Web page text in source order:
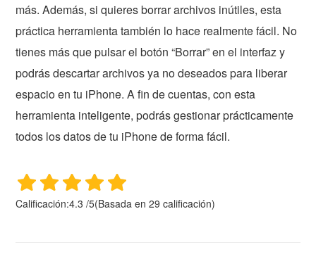
más. Además, si quieres borrar archivos inútiles, esta
práctica herramienta también lo hace realmente fácil. No
tienes más que pulsar el botón “Borrar” en el interfaz y
podrás descartar archivos ya no deseados para liberar
espacio en tu iPhone. A fin de cuentas, con esta
herramienta inteligente, podrás gestionar prácticamente
todos los datos de tu iPhone de forma fácil.
Calificación:4.3 /5(Basada en29 calificación)